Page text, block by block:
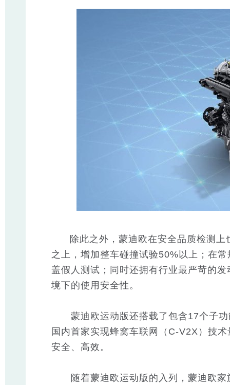
除此之外，蒙迪欧在安全品质检测上
之上，增加整车碰撞试验50%以上；在
盖假人测试；同时还拥有行业最严苛的
境下的使用安全性。
蒙迪欧运动版还搭载了包含17个子功
国内首家实现蜂窝车联网（C-V2X）技
安全、高效。
随着蒙迪欧运动版的入列，蒙迪欧家